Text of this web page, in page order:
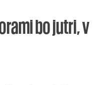
bo jutri, v